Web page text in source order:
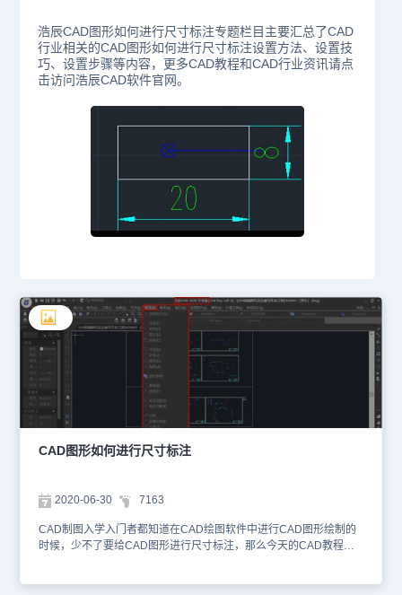
浩辰CAD图形如何进行尺寸标注专题栏目主要汇总了CAD
行业相关的CAD图形如何进行尺寸标注设置方法、设置技
巧、设置步骤等内容，更多CAD教程和CAD行业资讯请点
击访问浩辰CAD软件官网。
CAD图形如何进行尺寸标注
2020-06-30 7163
CAD制图入学入门者都知道在CAD绘图软件中进行CAD图形绘制的
时候，少不了要给CAD图形进行尺寸标注，那么今天的CAD教程就